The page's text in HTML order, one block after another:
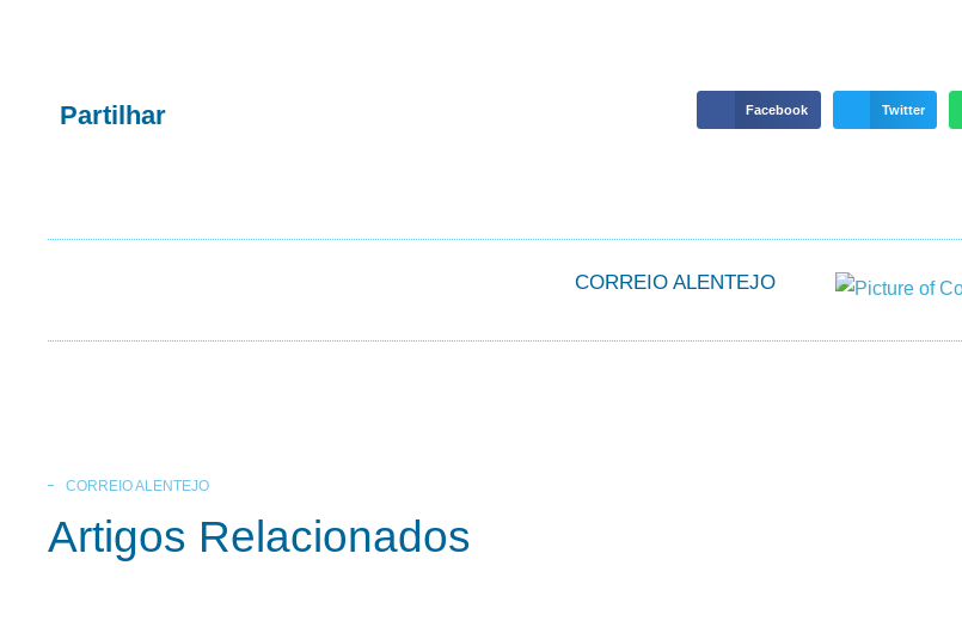
Partilhar Facebook Twitter
CORREIO ALENTEJO
CORREIO ALENTEJO
Artigos Relacionados